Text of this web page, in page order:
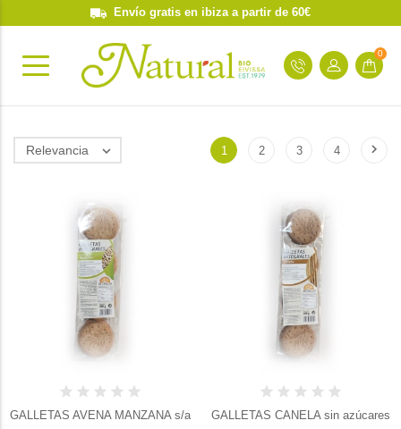
Envío gratis en ibiza a partir de 60€
0
Relevancia  1 2 3 4 
GALLETAS AVENA MANZANA s/a
GALLETAS CANELA sin azúcares